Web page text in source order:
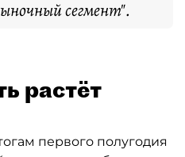
сегмент".
растёт
первого полугодия